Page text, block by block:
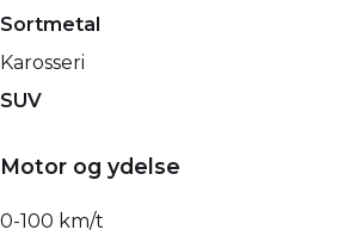
Sortmetal
Karosseri
SUV
Motor og ydelse
0-100 km/t